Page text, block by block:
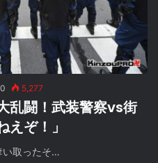
0 5,277
乱闘！武装警察vs街
ぞ！」
い取ったそ…